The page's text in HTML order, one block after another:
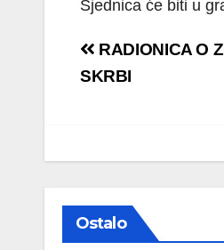
Sjednica će biti u
Navigacija
objava
RADIONICA O
SKRBI
Ostalo